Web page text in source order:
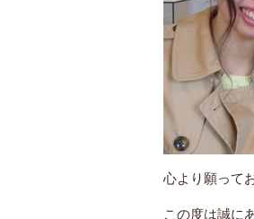
心より願って
この度は誠に